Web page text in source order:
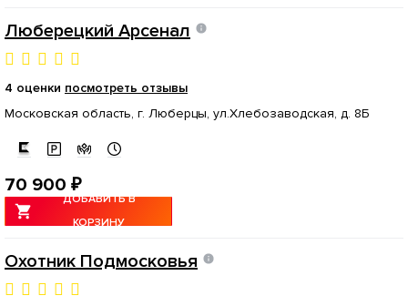
Люберецкий Арсенал
4 оценки посмотреть отзывы
Московская область, г. Люберцы, ул.Хлебозаводская, д. 8Б
70 900 ₽
ДОБАВИТЬ В
КОРЗИНУ
Охотник Подмосковья